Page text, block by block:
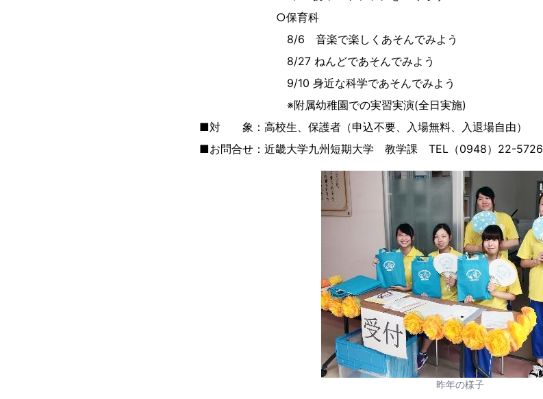
○保育科
8/6 音楽で楽しくあそんでみよう
8/27 ねんどであそんでみよう
9/10 身近な科学であそんでみよう
※附属幼稚園での実習実演(全日実施)
■対 象：高校生、保護者（申込不要、入場無料、入退場自由）
■お問合せ：近畿大学九州短期大学 教学課 TEL（0948）22-5726
昨年の様子